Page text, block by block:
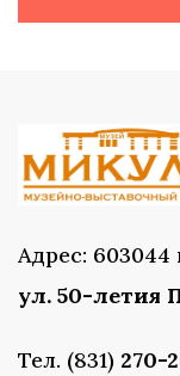
Адрес:
ул. 50-летия
Тел. (831) 270-